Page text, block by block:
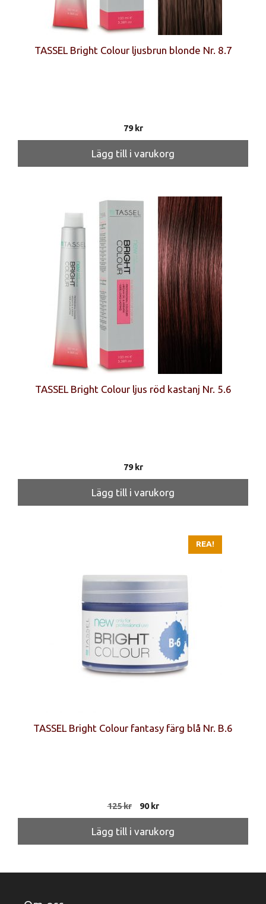
TASSEL Bright Colour ljusbrun blonde Nr. 8.7
79kr
Lägg till i varukorg
TASSEL Bright Colour ljus röd kastanj Nr. 5.6
79kr
Lägg till i varukorg
REA!
TASSEL Bright Colour fantasy färg blå Nr. B.6
125kr
Det
ursprungliga
priset
var:
90krDet
nuvarande
priset
är:
Lägg till i varukorg